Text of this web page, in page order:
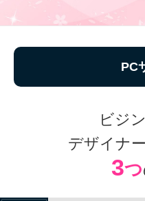
PC
ビジ
デザイナ
3つ